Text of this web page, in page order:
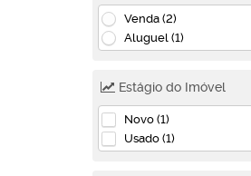
Pampulha (1)
Santa Branca (3)
Santa Terezinha (1)
São Luiz (1)
Betim (7)
Bandeirinhas (2)
Venda (2)
Aluguel (1)
Estágio do Imóvel
Novo (1)
Usado (1)